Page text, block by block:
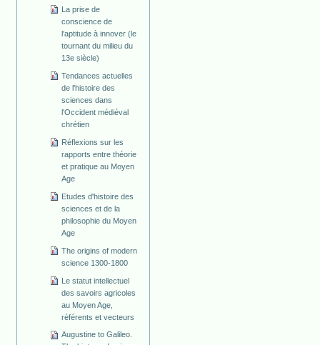
La prise de
conscience de
l'aptitude à innover (le
tournant du milieu du
13e siècle)
Tendances actuelles
de l'histoire des
sciences dans
l'Occident médiéval
chrétien
Réflexions sur les
rapports entre théorie
et pratique au Moyen
Age
Etudes d'histoire des
sciences et de la
philosophie du Moyen
Age
The origins of modern
science 1300-1800
Le statut intellectuel
des savoirs agricoles
au Moyen Age,
référents et vecteurs
Augustine to Galileo.